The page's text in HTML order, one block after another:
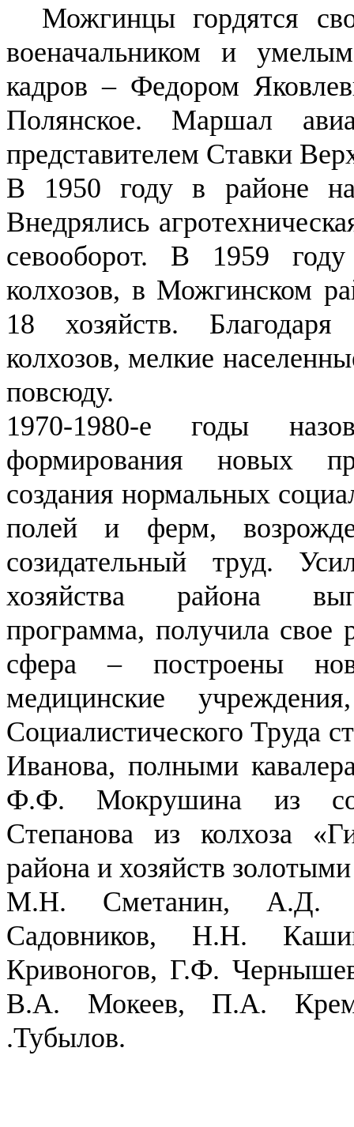
Можгинцы гордятся
военачальником и
кадров – Федором
Полянское. Маршал
представителем Ставки
В 1950 году в районе
Внедрялись
севооборот. В 1959
колхозов, в Можгинском
18 хозяйств.
колхозов, мелкие
повсюду.
1970-1980-е годы
формирования новых
создания нормальных
полей и ферм,
созидательный труд.
хозяйства района
программа, получила свое
сфера – построены
медицинские
Социалистического Труда
Иванова, полными
Ф.Ф. Мокрушина из
Степанова из колхоза
района и хозяйств
М.Н. Сметанин, А.Д.
Садовников, Н.Н.
Кривоногов, Г.Ф.
В.А. Мокеев, П.А.
.Тубылов.